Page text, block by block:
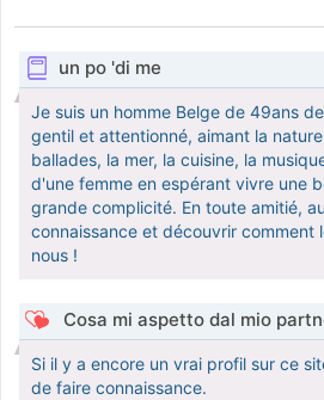
un po 'di me
Je suis un homme Belge de 49ans
gentil et attentionné, aimant la
ballades, la mer, la cuisine, la
d'une femme en espérant vivre une
grande complicité. En toute amitié,
connaissance et découvrir comment
nous !
Cosa mi aspetto dal mio
Si il y a encore un vrai profil sur ce
de faire connaissance.